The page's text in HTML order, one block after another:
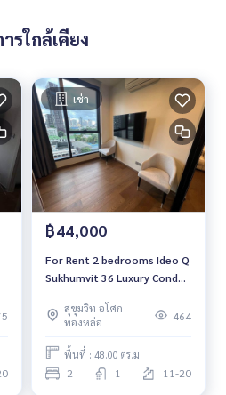
รใกล้เคียง
เช่า
฿44,000
For Rent 2 bedrooms Ideo Q
Sukhumvit 36 Luxury Condo
to move in
สุขุมวิท อโศก
ทองหล่อ
464
พื้นที่ : 48.00 ตร.ม.
2 1 11-20